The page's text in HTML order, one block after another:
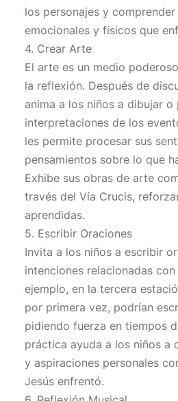
los personajes y
emocionales y físicos que
4. Crear Arte
El arte es un medio
la reflexión. Después de
anima a los niños a dibujar o
interpretaciones de los
les permite procesar sus
pensamientos sobre lo que
Exhibe sus obras de arte
través del Vía Crucis,
aprendidas.
5. Escribir Oraciones
Invita a los niños a escribir
intenciones relacionadas
ejemplo, en la tercera
por primera vez, podrían
pidiendo fuerza en tiempos
práctica ayuda a los niños a
y aspiraciones personales
Jesús enfrentó.